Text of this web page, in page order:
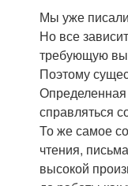
Мы уже
Но все
требующую
Поэтому
Определенная
справляться
То же самое
чтения,
высокой